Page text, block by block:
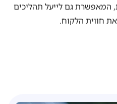
המאפשרת גם לייעל תהליכים
חווית הלקוח.